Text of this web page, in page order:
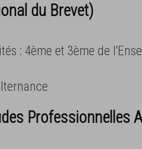
du Brevet)
: 4ème et 3ème de
Professionnelles